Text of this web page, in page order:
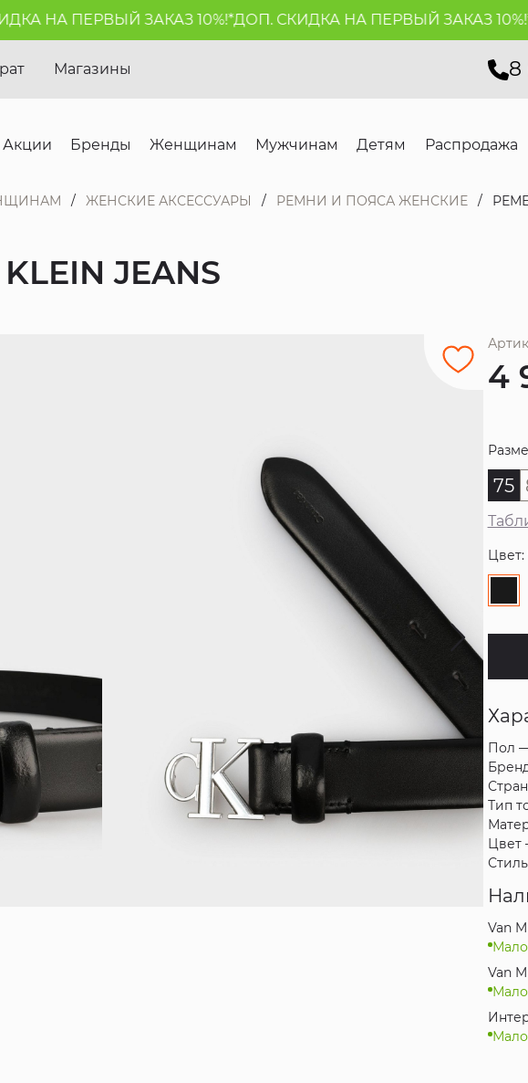
НА ПЕРВЫЙ ЗАКАЗ 10%!*ДОП. СКИДКА НА ПЕРВЫЙ ЗАКАЗ 10%!*
8
Магазины
Акции Бренды Женщинам Мужчинам Детям Распродажа
ЖЕНСКИЕ АКСЕССУАРЫ РЕМНИ И ПОЯСА ЖЕНСКИЕ
JEANS
4
75
Пол
Тип
Цвет
Van
Мало
Van
Мало
Мало